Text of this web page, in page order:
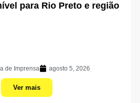
para Rio Preto e região
de Imprensa agosto 5, 2026
Ver mais